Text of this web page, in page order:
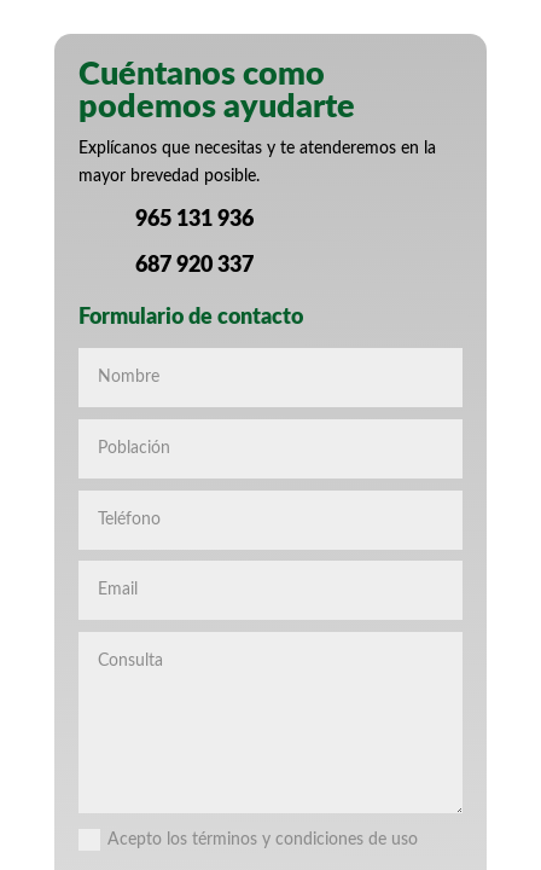
Cuéntanos como
podemos ayudarte
Explícanos que necesitas y te atenderemos en la
mayor brevedad posible.
965 131 936
687 920 337
Formulario de contacto
Acepto los términos y condiciones de uso